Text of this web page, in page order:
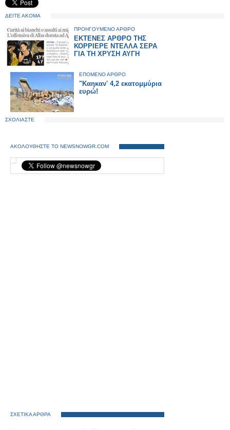
ΔΕΙΤΕ ΑΚΟΜΑ
ΠΡΟΗΓΟΥΜΕΝΟ ΑΡΘΡΟ
EKTENEΣ ΑΡΘΡΟ ΤΗΣ
ΚΟΡΡΙΕΡΕ ΝΤΕΛΛΑ ΣΕΡΑ
ΓΙΑ ΤΗ ΧΡΥΣΗ ΑΥΓΗ
ΕΠΟΜΕΝΟ ΑΡΘΡΟ
"Καηκαν' 4,2 εκατομμύρια
ευρώ!
ΣΧΟΛΙΑΣΤΕ
ΑΚΟΛΟΥΘΗΣΤΕ ΤΟ NEWSNOWGR.COM
ΣΧΕΤΙΚΑ ΑΡΘΡΑ